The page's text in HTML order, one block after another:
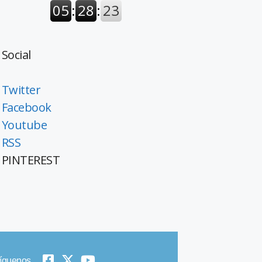
Social
Twitter
Facebook
Youtube
RSS
PINTEREST